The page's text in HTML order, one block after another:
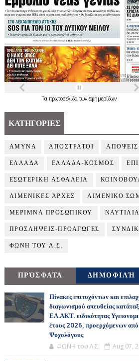
Τα πρωτοσέλιδατων εφημερίδων
ΚΑΤΗΓΟΡΙΕΣ
ΑΜΥΝΑ ΑΠΟΣΤΡΑΤΟΙ ΑΠΟΨΕΙΣ
ΕΛΛΑΔΑ ΕΛΛΑΔΑ-ΚΟΣΜΟΣ
ΕΣΩΤΕΡΙΚΗ ΑΣΦΑΛΕΙΑ
ΛΙΜΕΝΙΚΕΣ ΑΡΧΕΣ ΛΙΜΕΝΙΚΟ
ΜΕΡΙΜΝΑ ΠΡΟΣΩΠΙΚΟΥ ΝΑΥΤΙΛΙΑ
ΠΡΟΣΛΗΨΕΙΣ-ΠΡΟΑΓΩΓΕΣ
ΦΩΝΗ ΤΟΥ Λ.Σ.
ΠΡΌΣΦΑΤΑ ΔΗΜΟΦΙΛΉ
Πίνακες επιτυχόντων και
διαγωνισμού απευθείας
ΕΛ.ΑΚΤ. ειδικότητας
έτους 2026, προερχόμενων από
Ψυχολόγους
ΦΩΝΗ του Λ.Σ. Aug 07,